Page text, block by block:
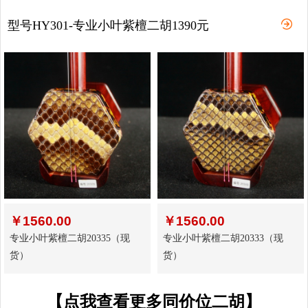
型号HY301-专业小叶紫檀二胡1390元
￥1560.00
专业小叶紫檀二胡20335（现
货）
￥1560.00
专业小叶紫檀二胡20333（现
货）
【点我查看更多同价位二胡】